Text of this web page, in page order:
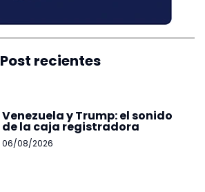
Post recientes
Venezuela y Trump: el sonido
de la caja registradora
06/08/2026